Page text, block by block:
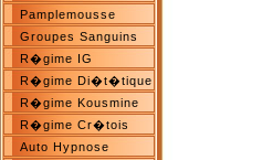
Pamplemousse
Groupes Sanguins
R�gime IG
R�gime Di�t�tique
R�gime Kousmine
R�gime Cr�tois
Auto Hypnose